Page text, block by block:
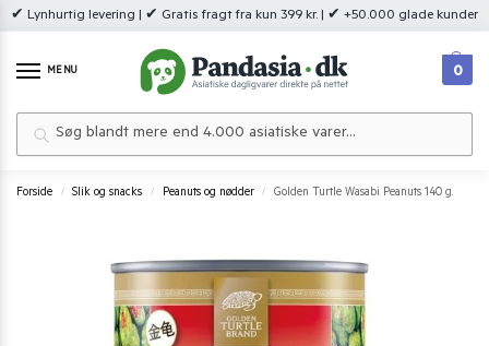
✔ Lynhurtig levering | ✔ Gratis fragt fra kun 399 kr. | ✔ +50.000 glade kunder
MENU 0
Forside / Slik og snacks / Peanuts og nødder / Golden Turtle Wasabi Peanuts 140 g.